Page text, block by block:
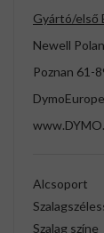
Gyártó/első
Newell
Poznan 61-
Alcsoport
Szalag színe